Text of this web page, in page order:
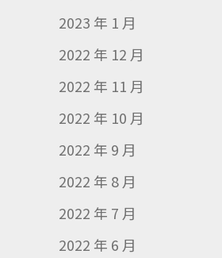
2023 年 1 月
2022 年 12 月
2022 年 11 月
2022 年 10 月
2022 年 9 月
2022 年 8 月
2022 年 7 月
2022 年 6 月